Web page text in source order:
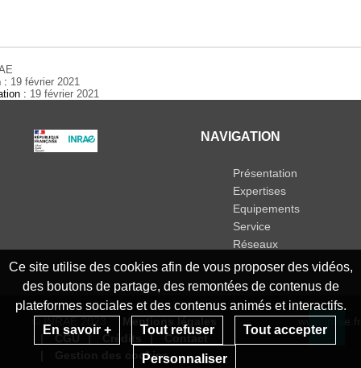
: 19 février 2021
: 19 février 2021
Ce site utilise des cookies afin de vous proposer des vidéos,
des boutons de partage, des remontées de contenus de
plateformes sociales et des contenus animés et interactifs.
En savoir +
Tout refuser Tout accepter
Personnaliser
NAVIGATION
Présentation
Expertises
Equipements
Service
Réseaux
© INRAE 2023
Mentions légales
CGU
Contact
Gestion des cookies